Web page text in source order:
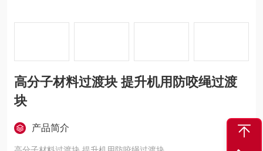
高分子材料过渡块 提升机用防咬绳过渡
块
产品简介